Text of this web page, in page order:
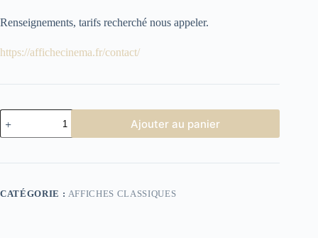
Renseignements, tarifs recherché nous appeler.
https://affichecinema.fr/contact/
quantité
de
Affiche
Ben-
Ajouter au panier
CATÉGORIE : AFFICHES CLASSIQUES